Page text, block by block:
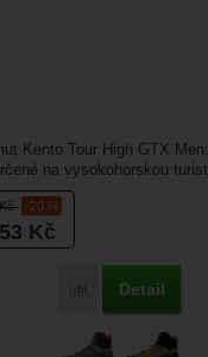
-20 %
Kč
Porovnat
Detail
Kento Tour High GTX
na vysokohorskou
Jsou vyrobené...